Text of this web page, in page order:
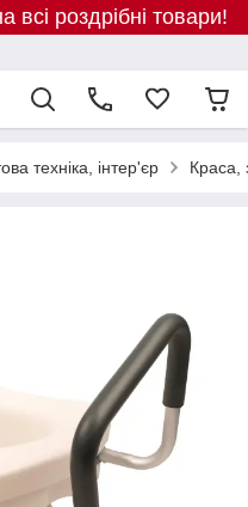
всі роздрібні товари!
техніка, інтер'єр Краса,